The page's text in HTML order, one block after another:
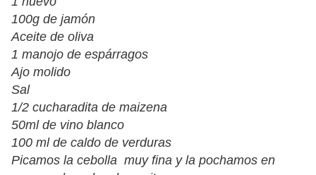
100g de jamón
Aceite de oliva
1 manojo de espárragos
Ajo molido
Sal
1/2 cucharadita de maizena
50ml de vino blanco
100 ml de caldo de verduras
Picamos la cebolla muy fina y la pochamos en